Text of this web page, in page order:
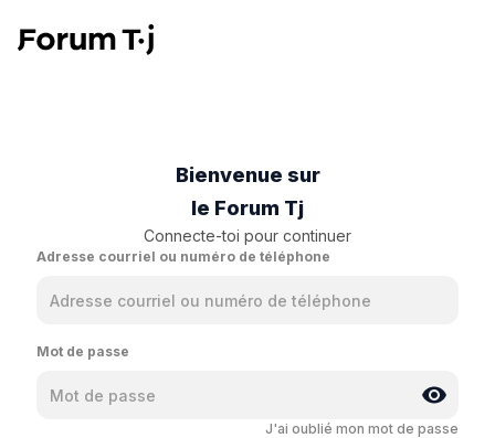
Bienvenue sur
le Forum Tj
Connecte-toi pour continuer
Adresse courriel ou numéro de téléphone
Mot de passe
J'ai oublié mon mot de passe